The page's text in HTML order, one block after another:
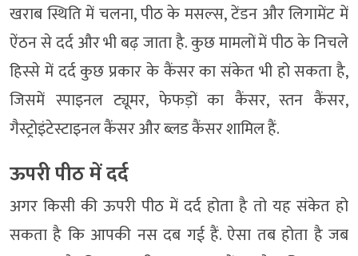
खराब स्थिति में चलना, पीठ के मसल्स, टेंडन और लिगामेंट में
ऐंठन से दर्द और भी बढ़ जाता है. कुछ मामलों में पीठ के निचले
हिस्से में दर्द कुछ प्रकार के कैंसर का संकेत भी हो सकता है,
जिसमें स्पाइनल ट्यूमर, फेफड़ों का कैंसर, स्तन कैंसर,
गैस्ट्रोइंटेस्टाइनल कैंसर और ब्लड कैंसर शामिल हैं.
ऊपरी पीठ में दर्द
अगर किसी की ऊपरी पीठ में दर्द होता है तो यह संकेत हो
सकता है कि आपकी नस दब गई हैं. ऐसा तब होता है जब